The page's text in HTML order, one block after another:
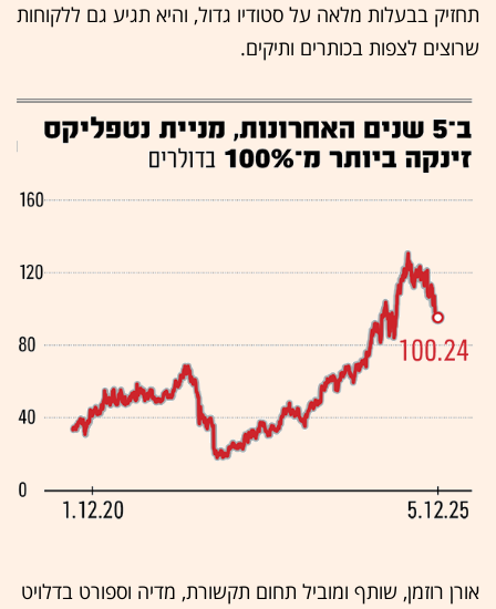
תחזיק בבעלות מלאה על סטודיו גדול, והיא תגיע גם ללקוחות
שרוצים לצפות בכותרים ותיקים.
אורן רוזמן, שותף ומוביל תחום תקשורת, מדיה וספורט בדלויט